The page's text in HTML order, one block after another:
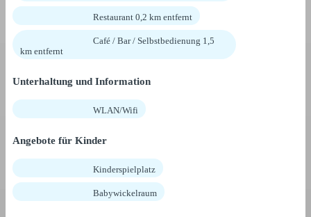
Restaurant 0,2 km entfernt
Café / Bar / Selbstbedienung 1,5
km entfernt
Unterhaltung und Information
WLAN/Wifi
Angebote für Kinder
Kinderspielplatz
Babywickelraum